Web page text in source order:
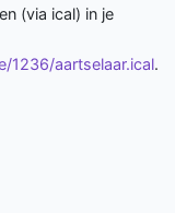
(via ical) in je
1236/aartselaar.ical.